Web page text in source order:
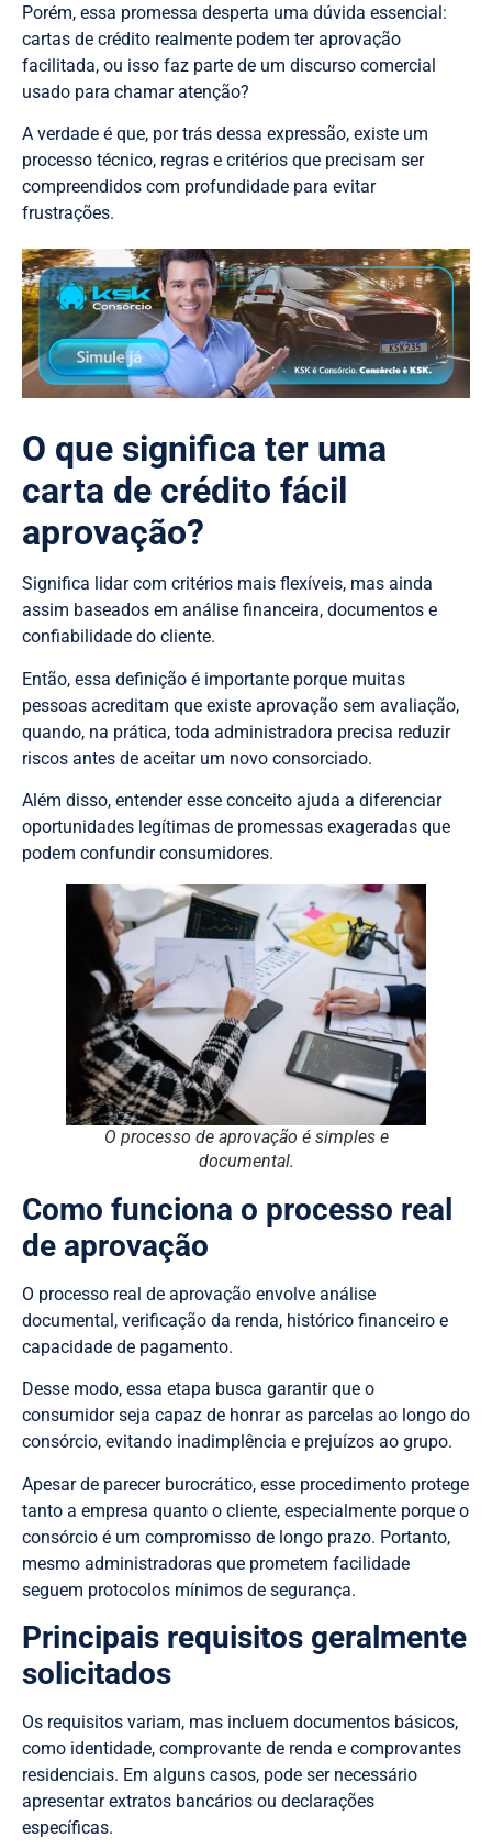
Porém, essa promessa desperta uma dúvida essencial:
cartas de crédito realmente podem ter aprovação
facilitada, ou isso faz parte de um discurso comercial
usado para chamar atenção?
A verdade é que, por trás dessa expressão, existe um
processo técnico, regras e critérios que precisam ser
compreendidos com profundidade para evitar
frustrações.
O que significa ter uma
carta de crédito fácil
aprovação?
Significa lidar com critérios mais flexíveis, mas ainda
assim baseados em análise financeira, documentos e
confiabilidade do cliente.
Então, essa definição é importante porque muitas
pessoas acreditam que existe aprovação sem avaliação,
quando, na prática, toda administradora precisa reduzir
riscos antes de aceitar um novo consorciado.
Além disso, entender esse conceito ajuda a diferenciar
oportunidades legítimas de promessas exageradas que
podem confundir consumidores.
O processo de aprovação é simples e
documental.
Como funciona o processo real
de aprovação
O processo real de aprovação envolve análise
documental, verificação da renda, histórico financeiro e
capacidade de pagamento.
Desse modo, essa etapa busca garantir que o
consumidor seja capaz de honrar as parcelas ao longo do
consórcio, evitando inadimplência e prejuízos ao grupo.
Apesar de parecer burocrático, esse procedimento protege
tanto a empresa quanto o cliente, especialmente porque o
consórcio é um compromisso de longo prazo. Portanto,
mesmo administradoras que prometem facilidade
seguem protocolos mínimos de segurança.
Principais requisitos geralmente
solicitados
Os requisitos variam, mas incluem documentos básicos,
como identidade, comprovante de renda e comprovantes
residenciais. Em alguns casos, pode ser necessário
apresentar extratos bancários ou declarações
específicas.